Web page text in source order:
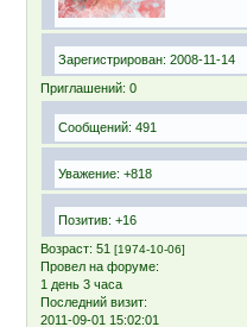
Зарегистрирован: 2008-11-14
Приглашений: 0
Сообщений: 491
Уважение: +818
Позитив: +16
Возраст: 51[1974-10-06]
Провел на форуме:
1 день 3 часа
Последний визит:
2011-09-01 15:02:01